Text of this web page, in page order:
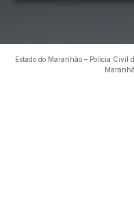
Estado do Maranhão – Polícia Civil